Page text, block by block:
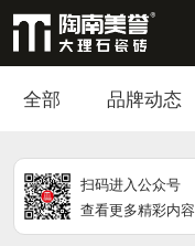
全部 品牌动态
扫码进入公众号
查看更多精彩内容